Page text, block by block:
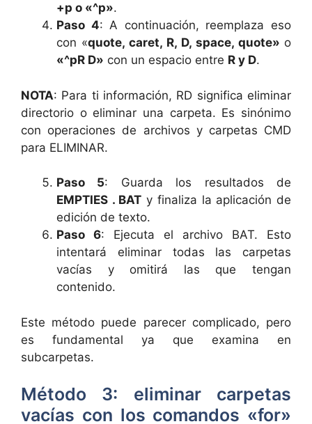
+p o «^p».
Paso 4: A continuación, reemplaza eso
con «quote, caret, R, D, space, quote» o
«^pR D» con un espacio entre R y D.
NOTA: Para ti información, RD significa eliminar
directorio o eliminar una carpeta. Es sinónimo
con operaciones de archivos y carpetas CMD
para ELIMINAR.
Paso 5: Guarda los resultados de
EMPTIES . BAT y finaliza la aplicación de
edición de texto.
Paso 6: Ejecuta el archivo BAT. Esto
intentará eliminar todas las carpetas
vacías y omitirá las que tengan
contenido.
Este método puede parecer complicado, pero
es fundamental ya que examina en
subcarpetas.
Método 3: eliminar carpetas
vacías con los comandos «for»